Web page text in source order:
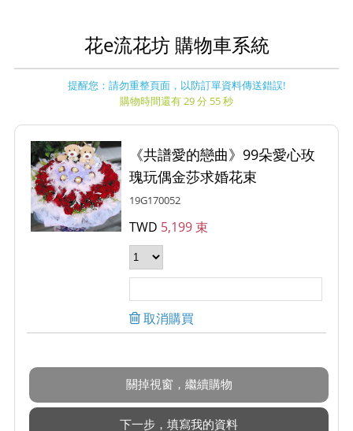
花e流花坊 購物車系統
提醒您：請勿重整頁面，以防訂單資料傳送錯誤!
購物時間還有 29 分 55 秒
《共譜愛的戀曲》99朵愛心玫
瑰玩偶金莎求婚花束
19G170052
TWD 5,199 束
取消購買